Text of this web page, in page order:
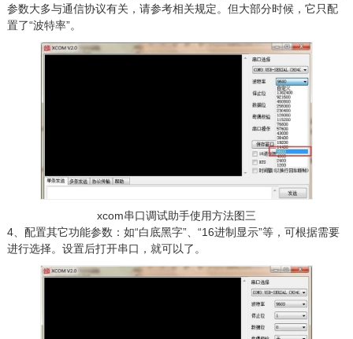
参数大多与通信协议有关，请参考相关规定。但大部分时候，它只配
置了“波特率”。
xcom串口调试助手使用方法图三
4、配置其它功能参数：如“白底黑字”、“16进制显示”等，可根据需要
进行选择。设置后打开串口，就可以了。